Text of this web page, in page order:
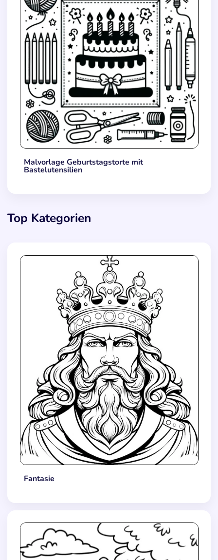
Malvorlage Geburtstagstorte mit
Bastelutensilien
Top Kategorien
Fantasie